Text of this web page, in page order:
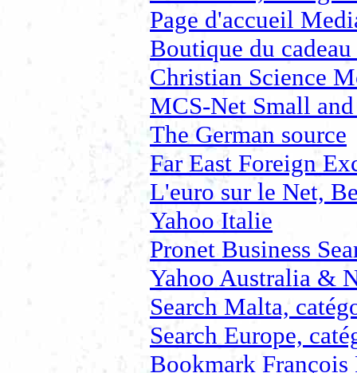
Page d'accueil
Boutique du
Christian Science
MCS-Net Small
The German source
Far East Foreign
L'euro sur le Net,
Yahoo Italie
Pronet Business
Yahoo Australia &
Search Malta,
Search Europe,
Bookmark